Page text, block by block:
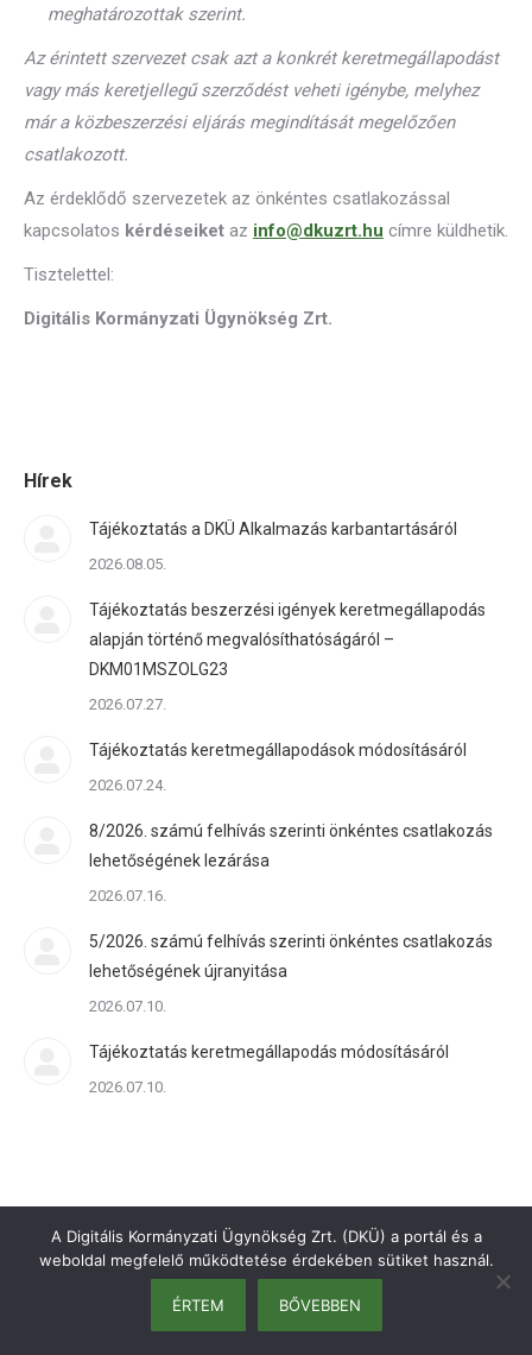
meghatározottak szerint.
Az érintett szervezet csak azt a konkrét keretmegállapodást
vagy más keretjellegű szerződést veheti igénybe, melyhez
már a közbeszerzési eljárás megindítását megelőzően
csatlakozott.
Az érdeklődő szervezetek az önkéntes csatlakozással
kapcsolatos kérdéseiket az info@dkuzrt.hu címre küldhetik.
Tisztelettel:
Digitális Kormányzati Ügynökség Zrt.
Hírek
Tájékoztatás a DKÜ Alkalmazás karbantartásáról
2026.08.05.
Tájékoztatás beszerzési igények keretmegállapodás
alapján történő megvalósíthatóságáról –
DKM01MSZOLG23
2026.07.27.
Tájékoztatás keretmegállapodások módosításáról
2026.07.24.
8/2026. számú felhívás szerinti önkéntes csatlakozás
lehetőségének lezárása
2026.07.16.
5/2026. számú felhívás szerinti önkéntes csatlakozás
lehetőségének újranyitása
2026.07.10.
Tájékoztatás keretmegállapodás módosításáról
2026.07.10.
bottom menu
A Digitális Kormányzati Ügynökség Zrt. (DKÜ) a portál és a
weboldal megfelelő működtetése érdekében sütiket használ.
ÉRTEM BŐVEBBEN